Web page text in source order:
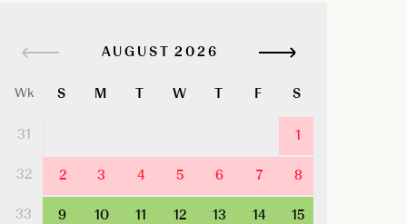
AUGUST
Wk
31
32
33
S M T W T F S
1
2 3 4 5 6 7 8
9 10 11 12 13 14 15